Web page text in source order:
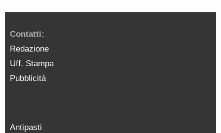
Contatti:
Redazione
Uff. Stampa
Pubblicità
Antipasti